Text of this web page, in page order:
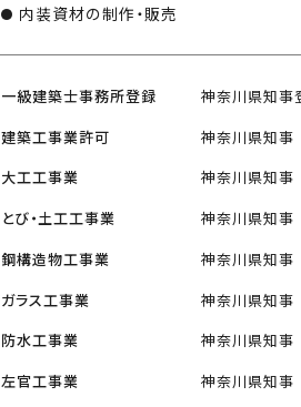
内装資材の制作・販売
一級建築士事務所登録
神奈川県知事
建築工事業許可
神奈川県知事
大工工事業
神奈川県知事
とび・土工工事業
神奈川県知事
鋼構造物工事業
神奈川県知事
ガラス工事業
神奈川県知事
防水工事業
神奈川県知事
左官工事業
神奈川県知事